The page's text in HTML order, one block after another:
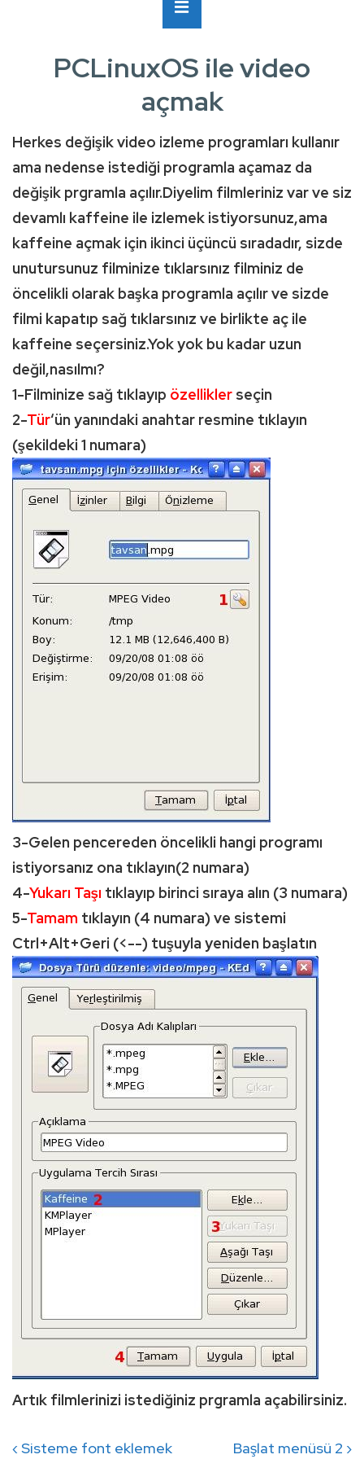
PCLinuxOS ile video
açmak
Herkes değişik video izleme programları kullanır
ama nedense istediği programla açamaz da
değişik prgramla açılır.Diyelim filmleriniz var ve siz
devamlı kaffeine ile izlemek istiyorsunuz,ama
kaffeine açmak için ikinci üçüncü sıradadır, sizde
unutursunuz filminize tıklarsınız filminiz de
öncelikli olarak başka programla açılır ve sizde
filmi kapatıp sağ tıklarsınız ve birlikte aç ile
kaffeine seçersiniz.Yok yok bu kadar uzun
değil,nasılmı?
1-Filminize sağ tıklayıp özellikler seçin
2-Tür‘ün yanındaki anahtar resmine tıklayın
(şekildeki 1 numara)
3-Gelen pencereden öncelikli hangi programı
istiyorsanız ona tıklayın(2 numara)
4-Yukarı Taşı tıklayıp birinci sıraya alın (3 numara)
5-Tamam tıklayın (4 numara) ve sistemi
Ctrl+Alt+Geri (<--) tuşuyla yeniden başlatın
Artık filmlerinizi istediğiniz prgramla açabilirsiniz.
Yazı
Previous
‹ Sisteme font eklemek Next
Başlat menüsü 2 ›